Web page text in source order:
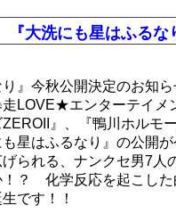
大洗にも星はふるな
り』今秋公開決定のお知
LOVE★エンターテイメ
』、『鴨川ホルモ
星はふるなり』の公開が
られる、ナンクセ男7人
！？ 化学反応を起こし
です！！